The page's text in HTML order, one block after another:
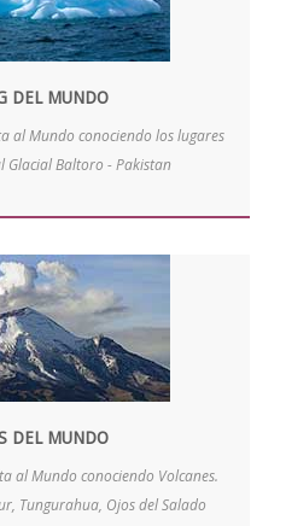
DEL MUNDO
al Mundo conociendo los lugares
Glacial Baltoro - Pakistan
DEL MUNDO
al Mundo conociendo Volcanes.
Tungurahua, Ojos del Salado